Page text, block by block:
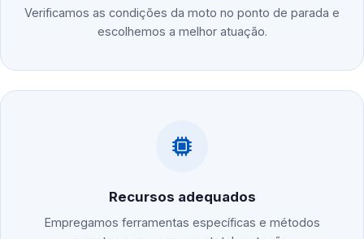
Verificamos as condições da moto no ponto de parada e
escolhemos a melhor atuação.
Recursos adequados
Empregamos ferramentas específicas e métodos